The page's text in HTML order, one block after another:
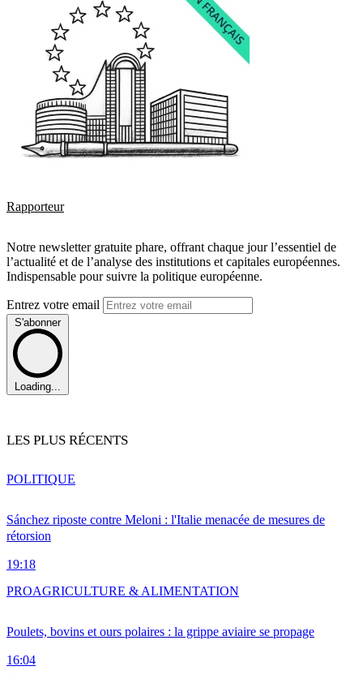
Rapporteur
Notre newsletter gratuite phare, offrant chaque jour l’essentiel de
l’actualité et de l’analyse des institutions et capitales européennes.
Indispensable pour suivre la politique européenne.
Entrez votre email
S'abonner
Loading...
LES PLUS RÉCENTS
Sánchez riposte contre Meloni : l'Italie menacée de mesures de
rétorsion
19:18
POLITIQUE
Poulets, bovins et ours polaires : la grippe aviaire se propage
16:04
PROAGRICULTURE & ALIMENTATION